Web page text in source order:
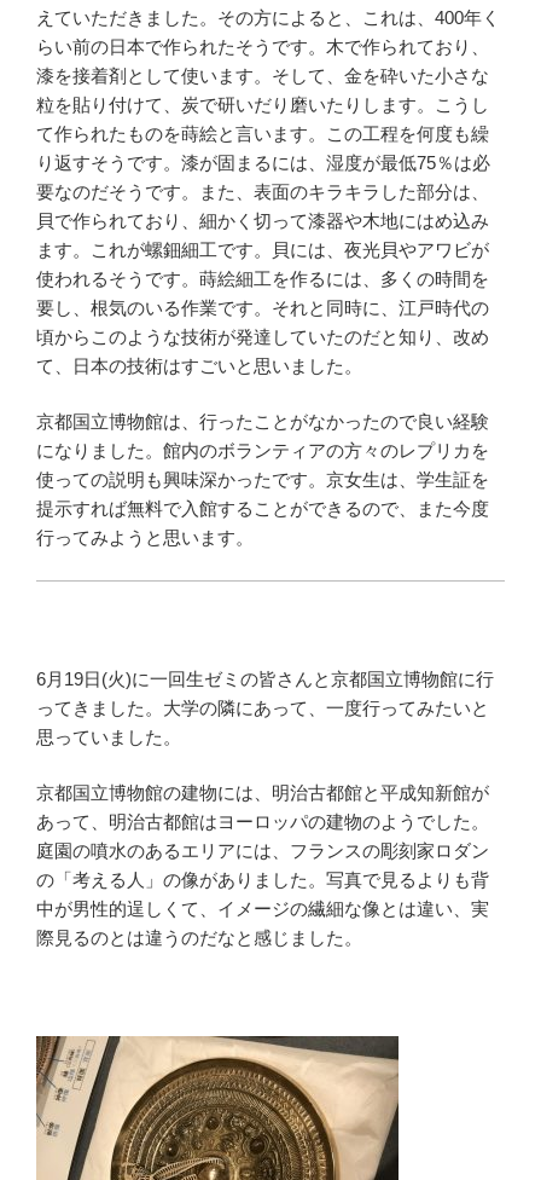
えていただきました。その方によると、これは、400年く
らい前の日本で作られたそうです。木で作られており、
漆を接着剤として使います。そして、金を砕いた小さな
粒を貼り付けて、炭で研いだり磨いたりします。こうし
て作られたものを蒔絵と言います。この工程を何度も繰
り返すそうです。漆が固まるには、湿度が最低75％は必
要なのだそうです。また、表面のキラキラした部分は、
貝で作られており、細かく切って漆器や木地にはめ込み
ます。これが螺鈿細工です。貝には、夜光貝やアワビが
使われるそうです。蒔絵細工を作るには、多くの時間を
要し、根気のいる作業です。それと同時に、江戸時代の
頃からこのような技術が発達していたのだと知り、改め
て、日本の技術はすごいと思いました。
京都国立博物館は、行ったことがなかったので良い経験
になりました。館内のボランティアの方々のレプリカを
使っての説明も興味深かったです。京女生は、学生証を
提示すれば無料で入館することができるので、また今度
行ってみようと思います。
6月19日(火)に一回生ゼミの皆さんと京都国立博物館に行
ってきました。大学の隣にあって、一度行ってみたいと
思っていました。
京都国立博物館の建物には、明治古都館と平成知新館が
あって、明治古都館はヨーロッパの建物のようでした。
庭園の噴水のあるエリアには、フランスの彫刻家ロダン
の「考える人」の像がありました。写真で見るよりも背
中が男性的逞しくて、イメージの繊細な像とは違い、実
際見るのとは違うのだなと感じました。